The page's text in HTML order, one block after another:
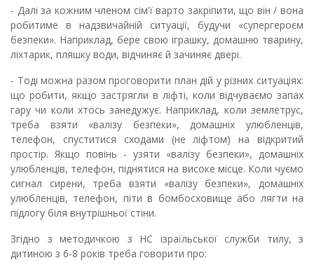
- Далі за кожним членом сім'ї варто закріпити, що він / вона
робитиме в надзвичайній ситуації, будучи «супергероєм
безпеки». Наприклад, бере свою іграшку️, домашню тварину,
ліхтарик, пляшку води, відчиняє й зачиняє двері.
- Тоді можна разом проговорити план дій у різних ситуаціях:
що робити, якщо застрягли в ліфті, коли відчуваємо запах
гару чи коли хтось занедужує. Наприклад, коли землетрус,
треба взяти «валізу безпеки», домашніх улюбленців,
телефон, спуститися сходами (не ліфтом) на відкритий
простір. Якщо повінь - узяти «валізу безпеки», домашніх
улюбленців, телефон, піднятися на високе місце. Коли чуємо
сигнал сирени, треба взяти «валізу безпеки», домашніх
улюбленців, телефон, піти в бомбосховище або лягти на
підлогу біля внутрішньої стіни.
Згідно з методичкою з НС ізраїльської служби тилу, з
дитиною з 6-8 років треба говорити про: